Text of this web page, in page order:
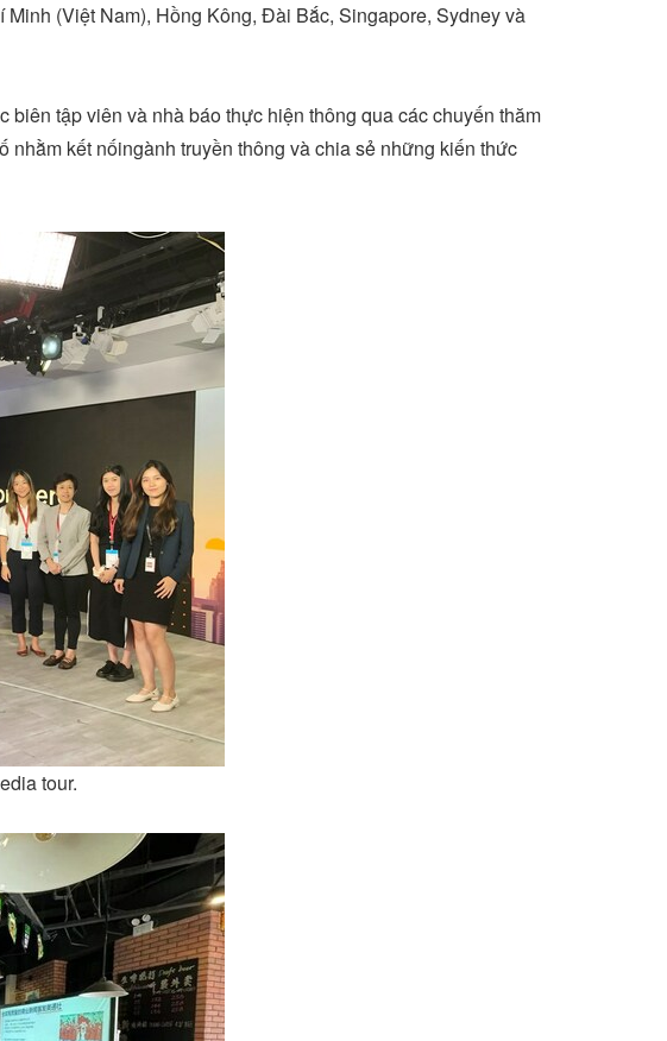
(Việt Nam), Hồng Kông, Đài Bắc, Singapore, Sydneyvà
tập viên và nhà báo thực hiện thông qua các chuyến thăm
kết nốingành truyền thông và chia sẻ những kiến thức
tour.